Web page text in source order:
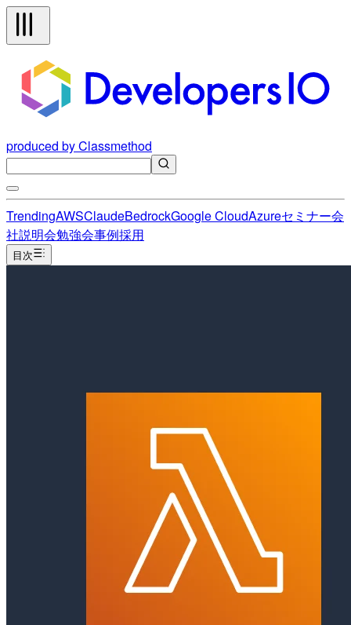
produced by Classmethod
TrendingAWSClaudeBedrockGoogle CloudAzureセミナー会
社説明会勉強会事例採用
目次